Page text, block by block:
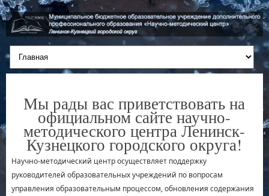
Мы рады вас приветствовать на
официальном сайте научно-
методического центра Ленинск-
Кузнецкого городского округа!
Научно-методический центр осуществляет поддержку
руководителей образовательных учреждений по вопросам
управления образовательным процессом, обновления содержания